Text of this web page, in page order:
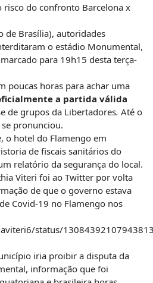
risco do confronto Barcelona x
de Brasília), autoridades
o estádio Monumental,
para 19h15 desta terça-
poucas horas para achar uma
a partida válida
de grupos da Libertadores. Até o
pronunciou.
o hotel do Flamengo em
de fiscais sanitários do
relatório da segurança do local.
Viteri foi ao Twitter por volta
de que o governo estava
Covid-19 no Flamengo nos
status/
iria proibir a disputa da
informação que foi